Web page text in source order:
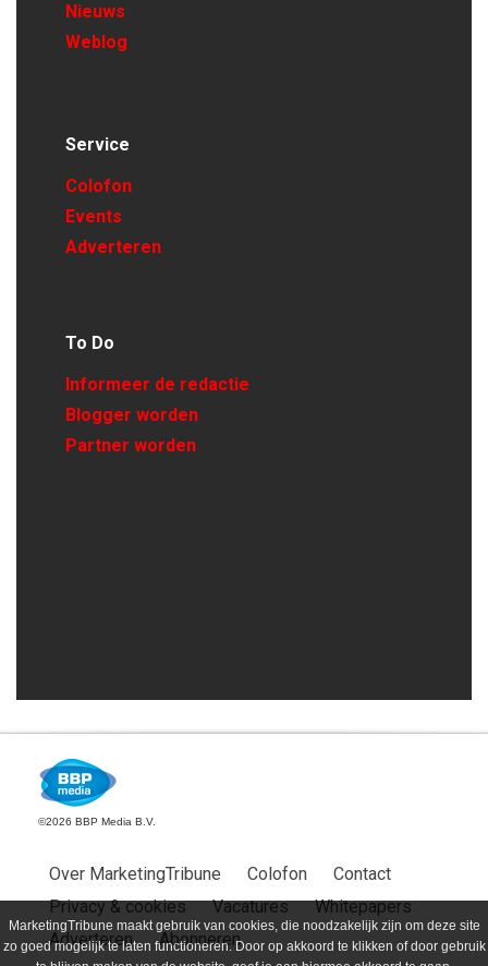
MarketingTribune maakt gebruik van cookies, die noodzakelijk zijn om deze site
zo goed mogelijk te laten functioneren. Door op akkoord te klikken of door gebruik
Nieuws
Weblog
Service
Colofon
Events
Adverteren
To Do
Informeer de redactie
Blogger worden
Partner worden
©2026 BBP Media B.V.
Over MarketingTribune Colofon
Contact
Privacy & cookies
Vacatures
Whitepapers
Adverteren
Abonneren